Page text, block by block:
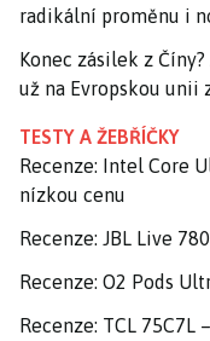
radikální proměnu i
Konec zásilek z
už na Evropskou unii
TESTY A ŽEBŘÍČKY
Recenze: Intel Core
nízkou cenu
Recenze: JBL Live
Recenze: O2 Pods
Recenze: TCL